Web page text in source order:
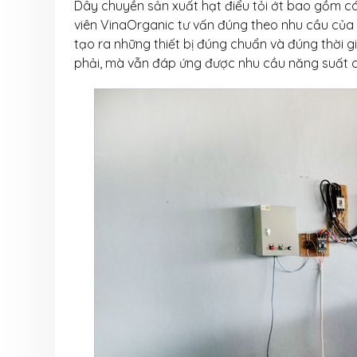
Dây chuyền sản xuất hạt điểu tỏi ớt bao gồm
viên VinaOrganic tư vấn đúng theo nhu cầu
tạo ra những thiết bị đúng chuẩn và đúng thời
phải, mà vẫn đáp ứng được nhu cầu năng
VinaOrganic
Triển lãm Dấu
VinaOrganic
thảo “Nâng
nông sản” diễn
Thơ
Tháng 08 rộn
Ngập tràn ưu
VinaOrganic
1 Tháng 8, 2026